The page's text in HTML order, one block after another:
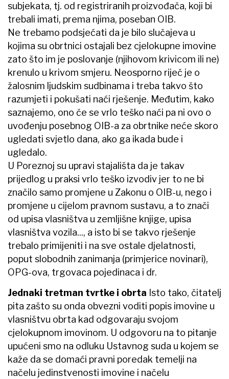
subjekata, tj. od registriranih proizvođača, koji bi
trebali imati, prema njima, poseban OIB.
Ne trebamo podsjećati da je bilo slučajeva u
kojima su obrtnici ostajali bez cjelokupne imovine
zato što im je poslovanje (njihovom krivicom ili ne)
krenulo u krivom smjeru. Neosporno riječ je o
žalosnim ljudskim sudbinama i treba takvo što
razumjeti i pokušati naći rješenje. Međutim, kako
saznajemo, ono će se vrlo teško naći pa ni ovo o
uvođenju posebnog OIB-a za obrtnike neće skoro
ugledati svjetlo dana, ako ga ikada bude i
ugledalo.
U Poreznoj su upravi stajališta da je takav
prijedlog u praksi vrlo teško izvodiv jer to ne bi
značilo samo promjene u Zakonu o OIB-u, nego i
promjene u cijelom pravnom sustavu, a to znači
od upisa vlasništva u zemljišne knjige, upisa
vlasništva vozila..., a isto bi se takvo rješenje
trebalo primijeniti i na sve ostale djelatnosti,
poput slobodnih zanimanja (primjerice novinari),
OPG-ova, trgovaca pojedinaca i dr.
Jednaki tretman tvrtke i obrta Isto tako, čitatelj
pita zašto su onda obvezni voditi popis imovine u
vlasništvu obrta kad odgovaraju svojom
cjelokupnom imovinom. U odgovoru na to pitanje
upućeni smo na odluku Ustavnog suda u kojem se
kaže da se domaći pravni poredak temelji na
načelu jedinstvenosti imovine i načelu